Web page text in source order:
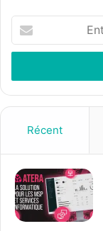
t
e
z
r
e
a
d
Récent